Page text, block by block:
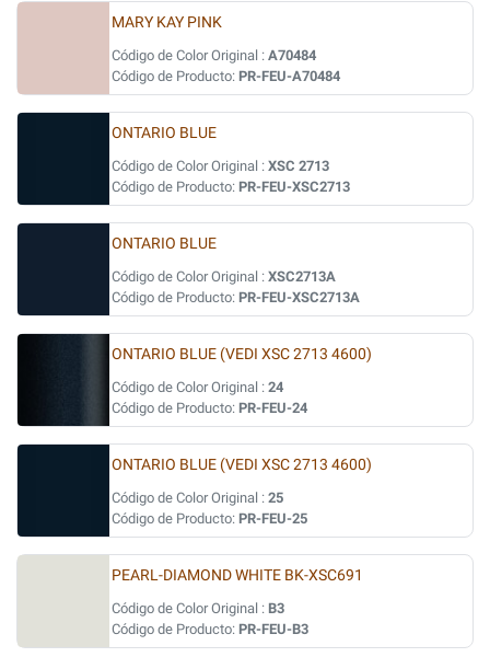
MARY KAY PINK
Código de Color Original : A70484
Código de Producto: PR-FEU-A70484
ONTARIO BLUE
Código de Color Original : XSC 2713
Código de Producto: PR-FEU-XSC2713
ONTARIO BLUE
Código de Color Original : XSC2713A
Código de Producto: PR-FEU-XSC2713A
ONTARIO BLUE (VEDI XSC 2713 4600)
Código de Color Original : 24
Código de Producto: PR-FEU-24
ONTARIO BLUE (VEDI XSC 2713 4600)
Código de Color Original : 25
Código de Producto: PR-FEU-25
PEARL-DIAMOND WHITE BK-XSC691
Código de Color Original : B3
Código de Producto: PR-FEU-B3